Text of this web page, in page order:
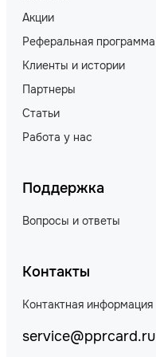
Акции
Реферальная программа
Клиенты и истории
Партнеры
Статьи
Работа у нас
Поддержка
Вопросы и ответы
Контакты
Контактная информация
service@pprcard.ru